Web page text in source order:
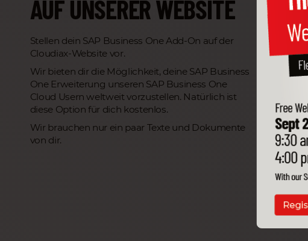
AUF UNSERER WEBSITE
Stellen dein SAP Business One Add-On auf der
Cloudiax-Website vor.
Wir bieten dir die Möglichkeit, deine SAP Business
One Erweiterung unseren SAP Business One
Cloud Usern weltweit vorzustellen. Natürlich ist
diese Option für dich kostenlos.
Wir brauchen nur ein paar Texte und Dokumente
von dir.